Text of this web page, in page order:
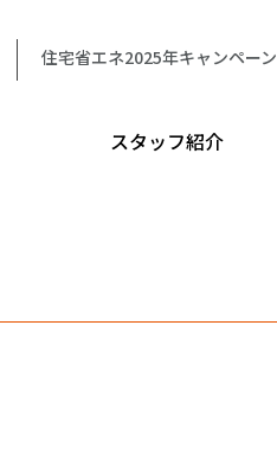
住宅省エネ2025年キャンペーン
スタッフ紹介